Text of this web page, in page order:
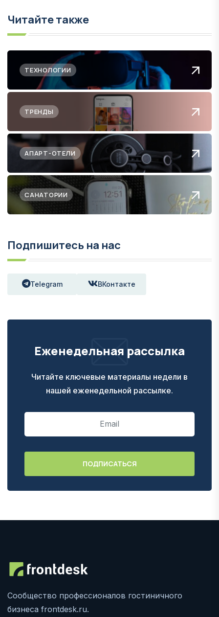
Читайте также
ТЕХНОЛОГИИ
ТРЕНДЫ
АПАРТ-ОТЕЛИ
САНАТОРИИ
Подпишитесь на нас
Telegram ВКонтакте
Еженедельная рассылка
Читайте ключевые материалы недели в
нашей еженедельной рассылке.
Сообщество профессионалов гостиничного
бизнеса frontdesk.ru.